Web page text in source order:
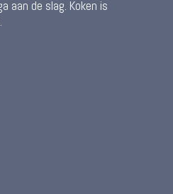
aan de slag. Koken is